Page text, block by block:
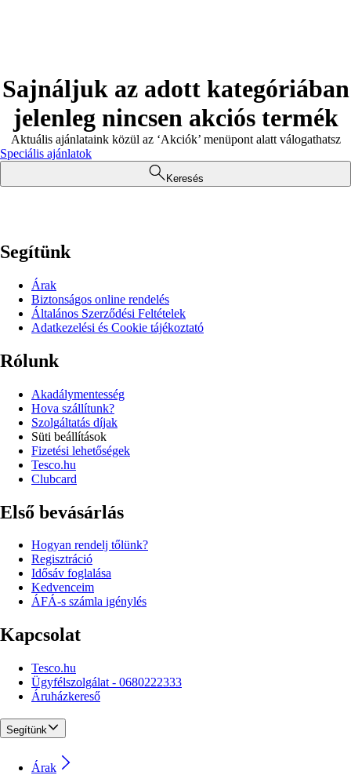
Sajnáljuk az adott kategóriában
jelenleg nincsen akciós termék
Aktuális ajánlataink közül az ‘Akciók’ menüpont alatt válogathatsz
Speciális ajánlatok
Keresés
Segítünk
Árak
Biztonságos online rendelés
Általános Szerződési Feltételek
Adatkezelési és Cookie tájékoztató
Rólunk
Akadálymentesség
Hova szállítunk?
Szolgáltatás díjak
Süti beállítások
Fizetési lehetőségek
Tesco.hu
Clubcard
Első bevásárlás
Hogyan rendelj tőlünk?
Regisztráció
Idősáv foglalása
Kedvenceim
ÁFÁ-s számla igénylés
Kapcsolat
Tesco.hu
Ügyfélszolgálat - 0680222333
Áruházkereső
Segítünk
Árak